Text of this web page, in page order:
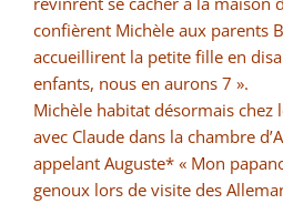
confièrent Michèle aux parents
accueillirent la petite fille en
enfants, nous en aurons 7 ».
Michèle habitat désormais
avec Claude dans la chambre
appelant Auguste* « Mon
genoux lors de visite des